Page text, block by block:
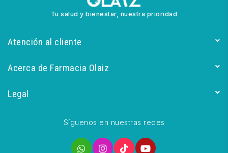
Tu salud y bienestar, nuestra prioridad
Atención al cliente
Acerca de Farmacia Olaiz
Legal
Síguenos en nuestras redes